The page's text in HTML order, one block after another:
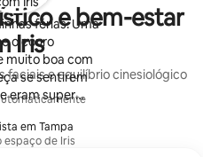
e bem-estar
Iris
faciais e equilíbrio cinesiológico
em Tampa
de Iris
férias. Uma
o couro
muito boa com
se sentirem
eram super
no
e faz